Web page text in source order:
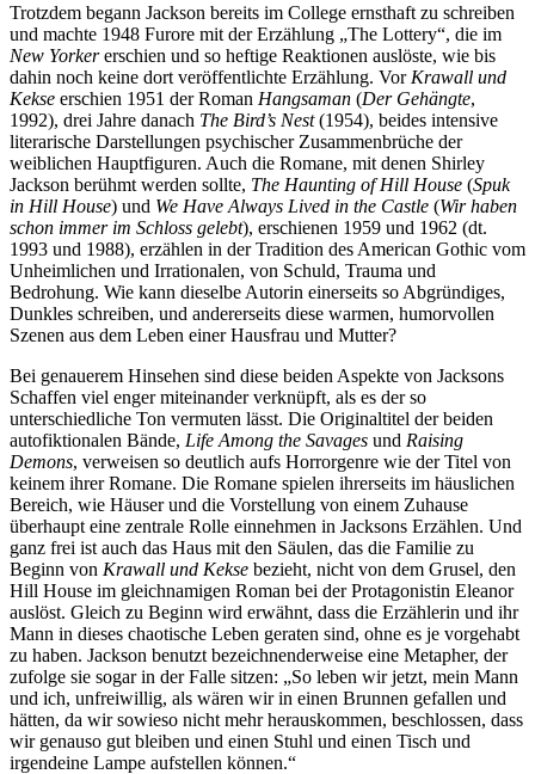
Trotzdem begann Jackson bereits im College ernsthaft zu schreiben
und machte 1948 Furore mit der Erzählung „The Lottery“, die im
New Yorkererschien und so heftige Reaktionen auslöste, wie bis
dahin noch keine dort veröffentlichte Erzählung. Vor Krawall und
Kekse erschien 1951 der Roman Hangsaman (Der Gehängte,
1992), drei Jahre danach The Bird’s Nest(1954), beides intensive
literarische Darstellungen psychischer Zusammenbrüche der
weiblichen Hauptfiguren. Auch die Romane, mit denen Shirley
Jackson berühmt werden sollte, The Haunting of Hill House (Spuk
in Hill House) und We Have Always Lived in the Castle (Wir haben
schon immer im Schloss gelebt), erschienen 1959 und 1962 (dt.
1993 und 1988), erzählen in der Tradition des American Gothic vom
Unheimlichen und Irrationalen, von Schuld, Trauma und
Bedrohung. Wie kann dieselbe Autorin einerseits so Abgründiges,
Dunkles schreiben, und andererseits diese warmen, humorvollen
Szenen aus dem Leben einer Hausfrau und Mutter?
Bei genauerem Hinsehen sind diese beiden Aspekte von Jacksons
Schaffen viel enger miteinander verknüpft, als es der so
unterschiedliche Ton vermuten lässt. Die Originaltitel der beiden
autofiktionalen Bände, Life Among the Savages und Raising
Demons, verweisen so deutlich aufs Horrorgenre wie der Titel von
keinem ihrer Romane. Die Romane spielen ihrerseits im häuslichen
Bereich, wie Häuser und die Vorstellung von einem Zuhause
überhaupt eine zentrale Rolle einnehmen in Jacksons Erzählen. Und
ganz frei ist auch das Haus mit den Säulen, das die Familie zu
Beginn von Krawall und Kekse bezieht, nicht von dem Grusel, den
Hill House im gleichnamigen Roman bei der Protagonistin Eleanor
auslöst. Gleich zu Beginn wird erwähnt, dass die Erzählerin und ihr
Mann in dieses chaotische Leben geraten sind, ohne es je vorgehabt
zu haben. Jackson benutzt bezeichnenderweise eine Metapher, der
zufolge sie sogar in der Falle sitzen: „So leben wir jetzt, mein Mann
und ich, unfreiwillig, als wären wir in einen Brunnen gefallen und
hätten, da wir sowieso nicht mehr herauskommen, beschlossen, dass
wir genauso gut bleiben und einen Stuhl und einen Tisch und
irgendeine Lampe aufstellen können.“